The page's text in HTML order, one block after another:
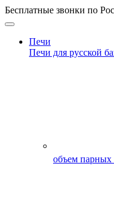
Бесплатные звонки по
Печи
Печи для русской
объем парных